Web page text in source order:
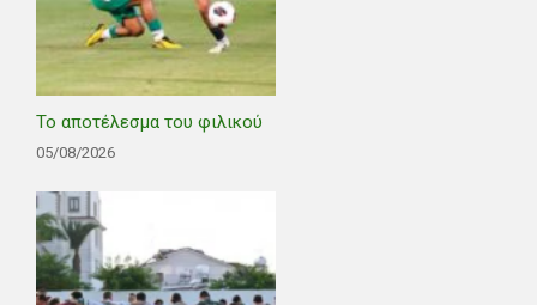
Το αποτέλεσμα του φιλικού
05/08/2026